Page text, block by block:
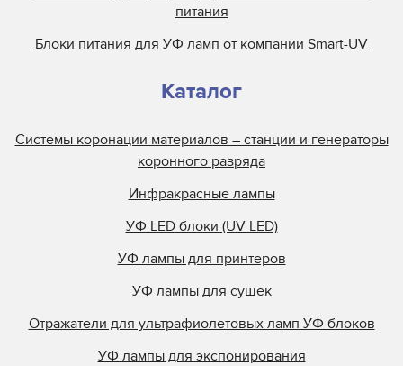
питания
Блоки питания для УФ ламп от компании Smart-UV
Каталог
Системы коронации материалов – станции и генераторы
коронного разряда
Инфракрасные лампы
УФ LED блоки (UV LED)
УФ лампы для принтеров
УФ лампы для сушек
Отражатели для ультрафиолетовых ламп УФ блоков
УФ лампы для экспонирования